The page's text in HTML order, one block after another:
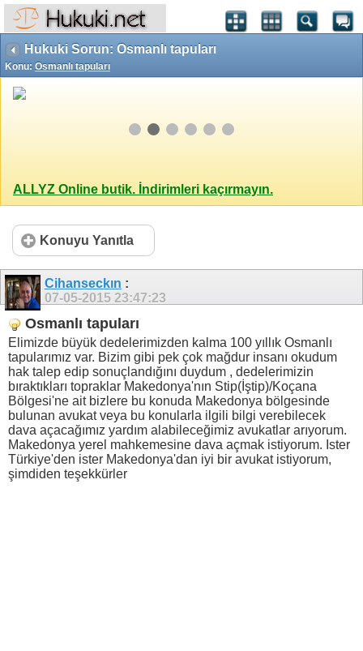
Hukuki Sorun: Osmanlı tapuları
Konu: Osmanlı tapuları
ALLYZ Online butik. İndirimleri kaçırmayın.
Konuyu Yanıtla
Cihanseckın :
07-05-2015 23:47:23
Osmanlı tapuları
Elimizde büyük dedelerimizden kalma 100 yıllık Osmanlı
tapularımız var. Bizim gibi pek çok mağdur insanı okudum
hak talep edip sonuçlandığını duydum , dedelerimizin
bıraktıkları topraklar Makedonya'nın Stip(İştip)/Koçana
Bölgesi'ne ait bizlere bu konuda Makedonya bölgesinde
bulunan avukat veya bu konularla ilgili bilgi verebilecek
dava açacağımız yardım alabileceğimiz avukatlar arıyorum.
Makedonya yerel mahkemesine dava açmak istiyorum. Ister
Türkiye'den ister Makedonya'dan iyi bir avukat istiyorum,
şimdiden teşekkürler